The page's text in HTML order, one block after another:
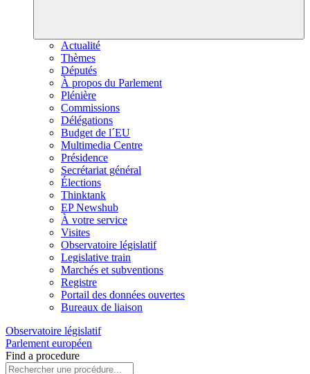
Actualité
Thèmes
Députés
À propos du Parlement
Plénière
Commissions
Délégations
Budget de l´EU
Multimedia Centre
Présidence
Secrétariat général
Élections
Thinktank
EP Newshub
À votre service
Visites
Observatoire législatif
Legislative train
Marchés et subventions
Registre
Portail des données ouvertes
Bureaux de liaison
Observatoire législatif
Parlement européen
Find a procedure